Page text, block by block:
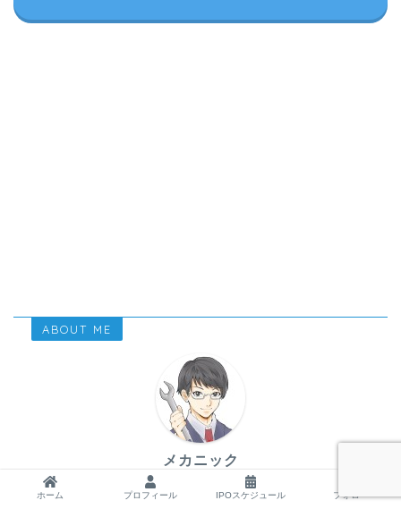
ABOUT ME
メカニック
30代の3級FP資格をもつちょっと変わったカーエンジニ
ホーム プロフィール IPOスケジュール フォロー